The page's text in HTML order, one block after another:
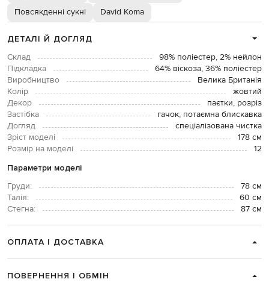
Повсякденні сукні
David Koma
ДЕТАЛІ Й ДОГЛЯД
Склад
98% поліестер, 2% нейлон
Підкладка
64% віскоза, 36% поліестер
Виробництво
Велика Британія
Колір
жовтий
Декор
паєтки, розріз
Застібка
гачок, потаємна блискавка
Догляд
спеціалізована чистка
Зріст моделі
178 см
Розмір на моделі
12
Параметри моделі
Груди:
78 см
Талія:
60 см
Стегна:
87 см
ОПЛАТА І ДОСТАВКА
ПОВЕРНЕННЯ І ОБМІН